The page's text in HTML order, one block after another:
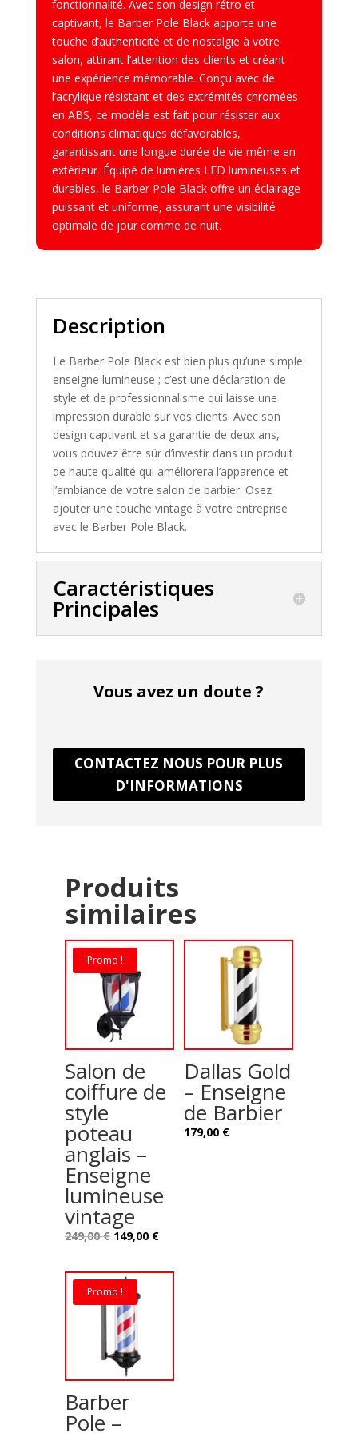
fonctionnalité. Avec son design rétro et
captivant, le Barber Pole Black apporte une
touche d’authenticité et de nostalgie à votre
salon, attirant l’attention des clients et créant
une expérience mémorable. Conçu avec de
l’acrylique résistant et des extrémités chromées
en ABS, ce modèle est fait pour résister aux
conditions climatiques défavorables,
garantissant une longue durée de vie même en
extérieur. Équipé de lumières LED lumineuses et
durables, le Barber Pole Black offre un éclairage
puissant et uniforme, assurant une visibilité
optimale de jour comme de nuit.
Description
Le Barber Pole Black est bien plus qu’une simple
enseigne lumineuse ; c’est une déclaration de
style et de professionnalisme qui laisse une
impression durable sur vos clients. Avec son
design captivant et sa garantie de deux ans,
vous pouvez être sûr d’investir dans un produit
de haute qualité qui améliorera l’apparence et
l’ambiance de votre salon de barbier. Osez
ajouter une touche vintage à votre entreprise
avec le Barber Pole Black.
Caractéristiques
Principales
Vous avez un doute ?
CONTACTEZ NOUS POUR PLUS
D'INFORMATIONS
Produits
similaires
Promo !
Salon de
coiffure de
style
poteau
anglais –
Enseigne
lumineuse
vintage
249,00€ Le
initial
était :
249,00 €.
149,00 €Le
actuel
Dallas Gold
– Enseigne
de Barbier
179,00 €
Promo !
Barber
Pole –